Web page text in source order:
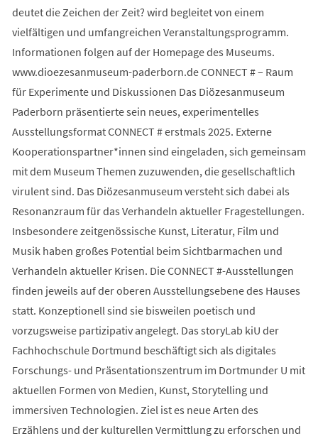
deutet die Zeichen der Zeit? wird begleitet von einem
vielfältigen und umfangreichen Veranstaltungsprogramm.
Informationen folgen auf der Homepage des Museums.
www.dioezesanmuseum-paderborn.de CONNECT # – Raum
für Experimente und Diskussionen Das Diözesanmuseum
Paderborn präsentierte sein neues, experimentelles
Ausstellungsformat CONNECT # erstmals 2025. Externe
Kooperationspartner*innen sind eingeladen, sich gemeinsam
mit dem Museum Themen zuzuwenden, die gesellschaftlich
virulent sind. Das Diözesanmuseum versteht sich dabei als
Resonanzraum für das Verhandeln aktueller Fragestellungen.
Insbesondere zeitgenössische Kunst, Literatur, Film und
Musik haben großes Potential beim Sichtbarmachen und
Verhandeln aktueller Krisen. Die CONNECT #-Ausstellungen
finden jeweils auf der oberen Ausstellungsebene des Hauses
statt. Konzeptionell sind sie bisweilen poetisch und
vorzugsweise partizipativ angelegt. Das storyLab kiU der
Fachhochschule Dortmund beschäftigt sich als digitales
Forschungs- und Präsentationszentrum im Dortmunder U mit
aktuellen Formen von Medien, Kunst, Storytelling und
immersiven Technologien. Ziel ist es neue Arten des
Erzählens und der kulturellen Vermittlung zu erforschen und